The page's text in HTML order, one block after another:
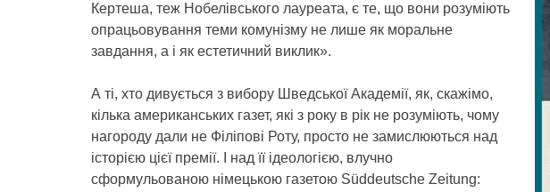
Кертеша, теж Нобелівського лауреата, є те, що вони розуміють
опрацьовування теми комунізму не лише як моральне
завдання, а і як естетичний виклик».
А ті, хто дивується з вибору Шведської Академії, як, скажімо,
кілька американських газет, які з року в рік не розуміють, чому
нагороду дали не Філіпові Роту, просто не замислюються над
історією цієї премії. І над її ідеологією, влучно
сформульованою німецькою газетою Süddeutsche Zeitung: